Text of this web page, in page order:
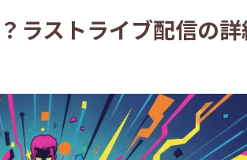
ラストライブ配信の